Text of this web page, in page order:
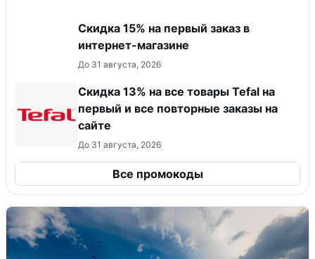
Скидка 15% на первый заказ в
интернет-магазине
До 31 августа, 2026
Скидка 13% на все товары Tefal на
первый и все повторные заказы на
сайте
До 31 августа, 2026
Все промокоды